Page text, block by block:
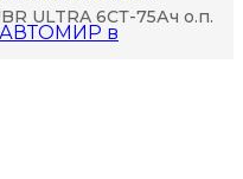
ULTRA 6СТ-75Ач о.п.